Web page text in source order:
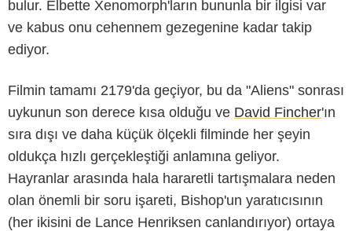
bulur. Elbette Xenomorph'ların bununla bir ilgisi var
ve kabus onu cehennem gezegenine kadar takip
ediyor.
Filmin tamamı 2179'da geçiyor, bu da "Aliens" sonrası
uykunun son derece kısa olduğu ve David Fincher'ın
sıra dışı ve daha küçük ölçekli filminde her şeyin
oldukça hızlı gerçekleştiği anlamına geliyor.
Hayranlar arasında hala hararetli tartışmalara neden
olan önemli bir soru işareti, Bishop'un yaratıcısının
(her ikisini de Lance Henriksen canlandırıyor) ortaya